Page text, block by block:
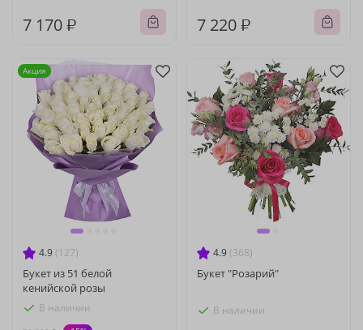
7 170 ₽ 7 220 ₽
4.9 (127)
Букет из 51 белой
кенийской розы
В наличии
Акция
4.9 (368)
Букет "Розарий"
В наличии